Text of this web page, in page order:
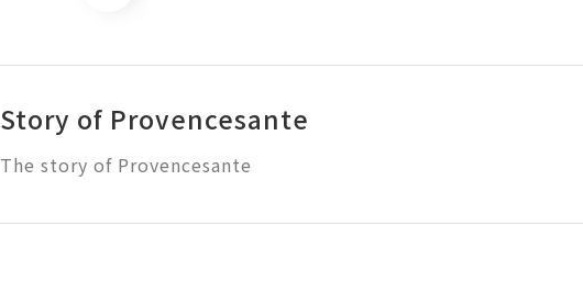
Story of Provencesante
The story of Provencesante